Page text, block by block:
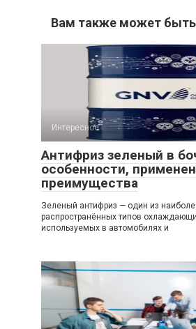
Вам также может быть
Интересное
Антифриз зеленый в
особенности,
преимущества
Зеленый антифриз — один из
распространённых типов
используемых в автомобилях и